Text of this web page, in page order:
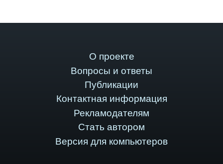
О проекте
Вопросы и ответы
Публикации
Контактная информация
Рекламодателям
Стать автором
Версия для компьютеров